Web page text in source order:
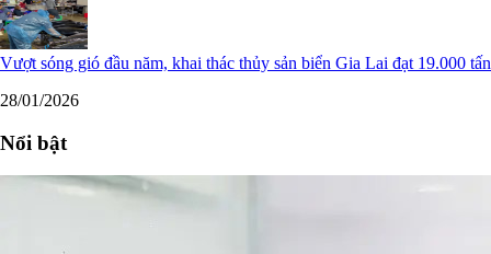
Vượt sóng gió đầu năm, khai thác thủy sản biển Gia Lai đạt 19.000 tấn
28/01/2026
Nổi bật